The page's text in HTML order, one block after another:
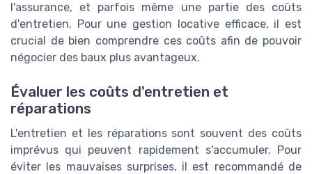
l'assurance, et parfois même une partie des coûts
d'entretien. Pour une gestion locative efficace, il est
crucial de bien comprendre ces coûts afin de pouvoir
négocier des baux plus avantageux.
Évaluer les coûts d'entretien et
réparations
L'entretien et les réparations sont souvent des coûts
imprévus qui peuvent rapidement s'accumuler. Pour
éviter les mauvaises surprises, il est recommandé de